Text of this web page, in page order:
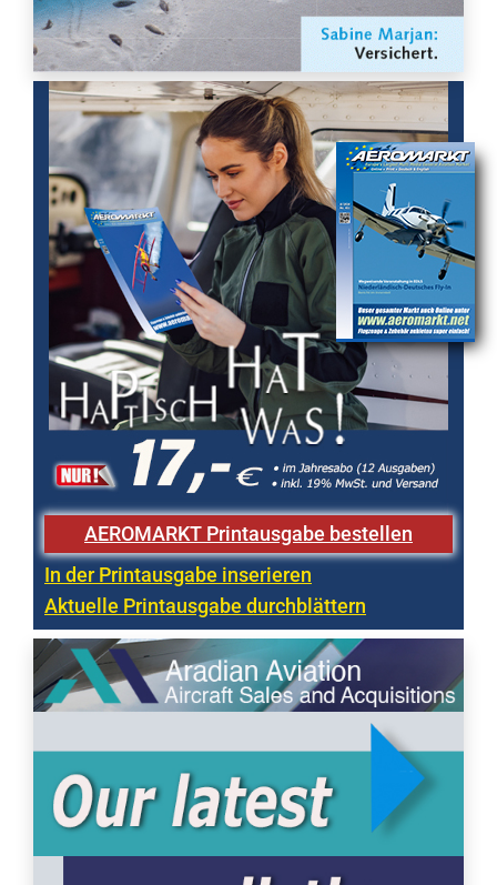
AEROMARKT Printausgabe bestellen
In der Printausgabe inserieren
Aktuelle Printausgabe durchblättern